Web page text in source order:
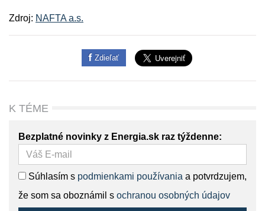
Zdroj: NAFTA a.s.
Zdieľať
K TÉME
Bezplatné novinky z Energia.sk raz týždenne:
Súhlasím s podmienkami používania a potvrdzujem,
že som sa oboznámil s ochranou osobných údajov